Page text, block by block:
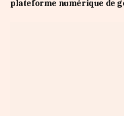
plateforme numérique de